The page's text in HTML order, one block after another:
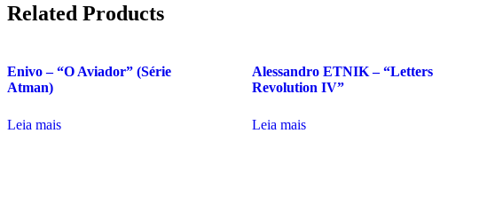
Related Products
Enivo – “O Aviador” (Série
Atman)
Leia mais
Alessandro ETNIK – “Letters
Revolution IV”
Leia mais